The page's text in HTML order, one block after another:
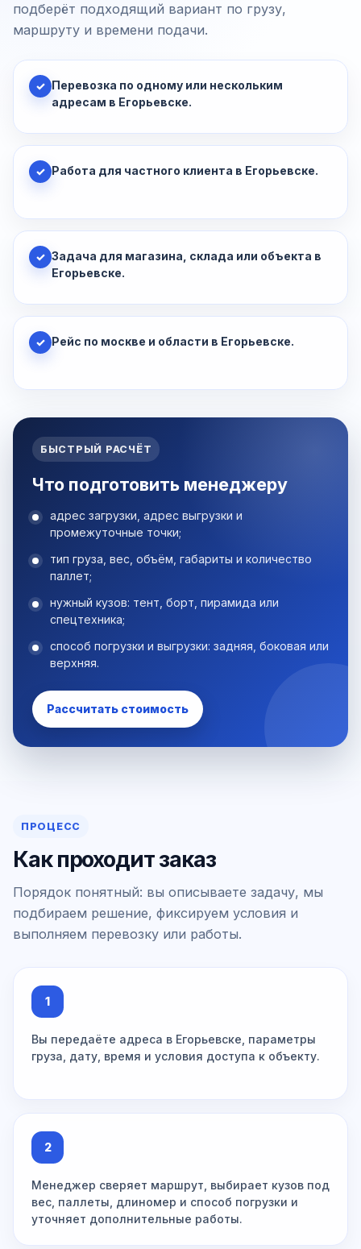
подберёт подходящий вариант по грузу,
маршруту и времени подачи.
✓ Перевозка по одному или нескольким
адресам в Егорьевске.
✓ Работа для частного клиента в Егорьевске.
✓ Задача для магазина, склада или объекта в
Егорьевске.
✓ Рейс по москве и области в Егорьевске.
БЫСТРЫЙ РАСЧЁТ
Что подготовить менеджеру
адрес загрузки, адрес выгрузки и
промежуточные точки;
тип груза, вес, объём, габариты и количество
паллет;
нужный кузов: тент, борт, пирамида или
спецтехника;
способ погрузки и выгрузки: задняя, боковая или
верхняя.
Рассчитать стоимость
ПРОЦЕСС
Как проходит заказ
Порядок понятный: вы описываете задачу, мы
подбираем решение, фиксируем условия и
выполняем перевозку или работы.
1
Вы передаёте адреса в Егорьевске, параметры
груза, дату, время и условия доступа к объекту.
2
Менеджер сверяет маршрут, выбирает кузов под
вес, паллеты, длиномер и способ погрузки и
уточняет дополнительные работы.